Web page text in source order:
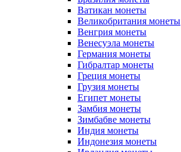
Ватикан монеты
Великобритания монеты
Венгрия монеты
Венесуэла монеты
Германия монеты
Гибралтар монеты
Греция монеты
Грузия монеты
Египет монеты
Замбия монеты
Зимбабве монеты
Индия монеты
Индонезия монеты